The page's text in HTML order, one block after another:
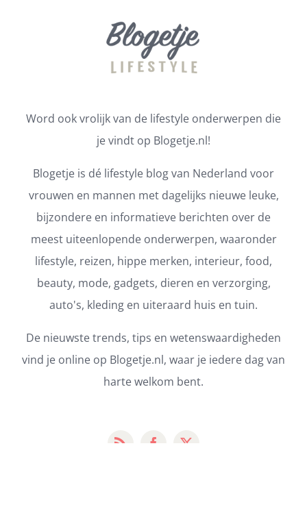
Word ook vrolijk van de lifestyle onderwerpen die
je vindt op Blogetje.nl!
Blogetje is dé lifestyle blog van Nederland voor
vrouwen en mannen met dagelijks nieuwe leuke,
bijzondere en informatieve berichten over de
meest uiteenlopende onderwerpen, waaronder
lifestyle, reizen, hippe merken, interieur, food,
beauty, mode, gadgets, dieren en verzorging,
auto's, kleding en uiteraard huis en tuin.
De nieuwste trends, tips en wetenswaardigheden
vind je online op Blogetje.nl, waar je iedere dag van
harte welkom bent.